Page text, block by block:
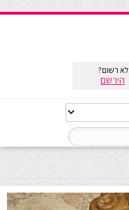
לא רשום?
הירשם